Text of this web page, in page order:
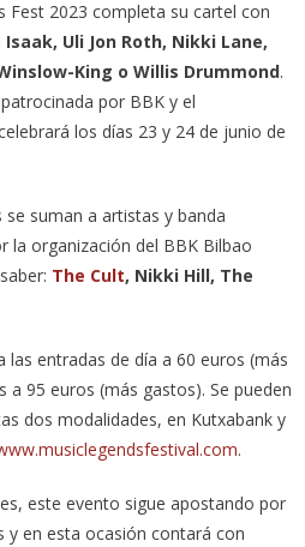
Fest 2023 completa su cartel con
Isaak, Uli Jon Roth, Nikki Lane,
King o Willis Drummond.
por BBK y el
los días 23 y 24 de junio de
suman a artistas y banda
la organización del BBK Bilbao
The Cult, Nikki Hill, The
las entradas de día a 60 euros (más
a 95 euros (más gastos). Se pueden
dos modalidades, en Kutxabank y
.
este evento sigue apostando por
y en esta ocasión contará con